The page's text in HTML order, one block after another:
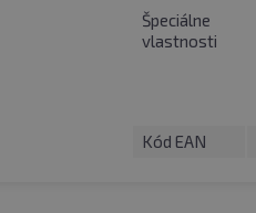
Špeciálne
vlastnosti
Kód EAN